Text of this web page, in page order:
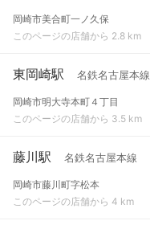
岡崎市美合町一ノ久保
このページの店舗から 2.8 km
東岡崎駅 名鉄名古屋本線
岡崎市明大寺本町４丁目
このページの店舗から 3.5 km
藤川駅 名鉄名古屋本線
岡崎市藤川町字松本
このページの店舗から 4 km